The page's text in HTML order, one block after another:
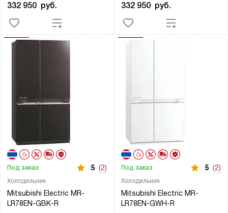
332 950 руб. 332 950 руб.
Холодильник
Mitsubishi Electric MR-
LR78EN-GBK-R
Под заказ 5 (2)
Холодильник
Mitsubishi Electric MR-
LR78EN-GWH-R
Под заказ 5 (2)